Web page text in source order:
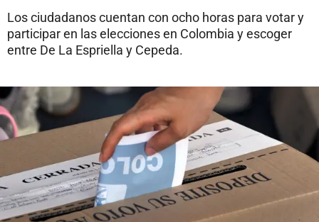
Los ciudadanos cuentan con ocho horas para votar y
participar en las elecciones en Colombia y escoger
entre De La Espriella y Cepeda.